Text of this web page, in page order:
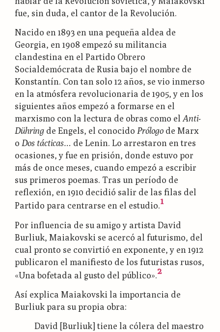
fue, sin duda, el cantor de la Revolución.
Nacido en 1893 en una pequeña aldea de
Georgia, en 1908 empezó su militancia
clandestina en el Partido Obrero
Socialdemócrata de Rusia bajo el nombre de
Konstantín. Con tan solo 12 años, se vio inmerso
en la atmósfera revolucionaria de 1905, y en los
siguientes años empezó a formarse en el
marxismo con la lectura de obras como elAnti-
Dühring de Engels, el conocido Prólogo de Marx
o Dos tácticas… de Lenin. Lo arrestaron en tres
ocasiones, y fue en prisión, donde estuvo por
más de once meses, cuando empezó a escribir
sus primeros poemas. Tras un período de
reflexión, en 1910 decidió salir de las filas del
Partido para centrarse en el estudio.1
Por influencia de su amigo y artista David
Burliuk, Maiakovski se acercó al futurismo, del
cual pronto se convirtió en exponente, y en 1912
publicaron el manifiesto de los futuristas rusos,
«Una bofetada al gusto del público».2
Así explica Maiakovski la importancia de
Burliuk para su propia obra:
David [Burliuk] tiene la cólera del maestro